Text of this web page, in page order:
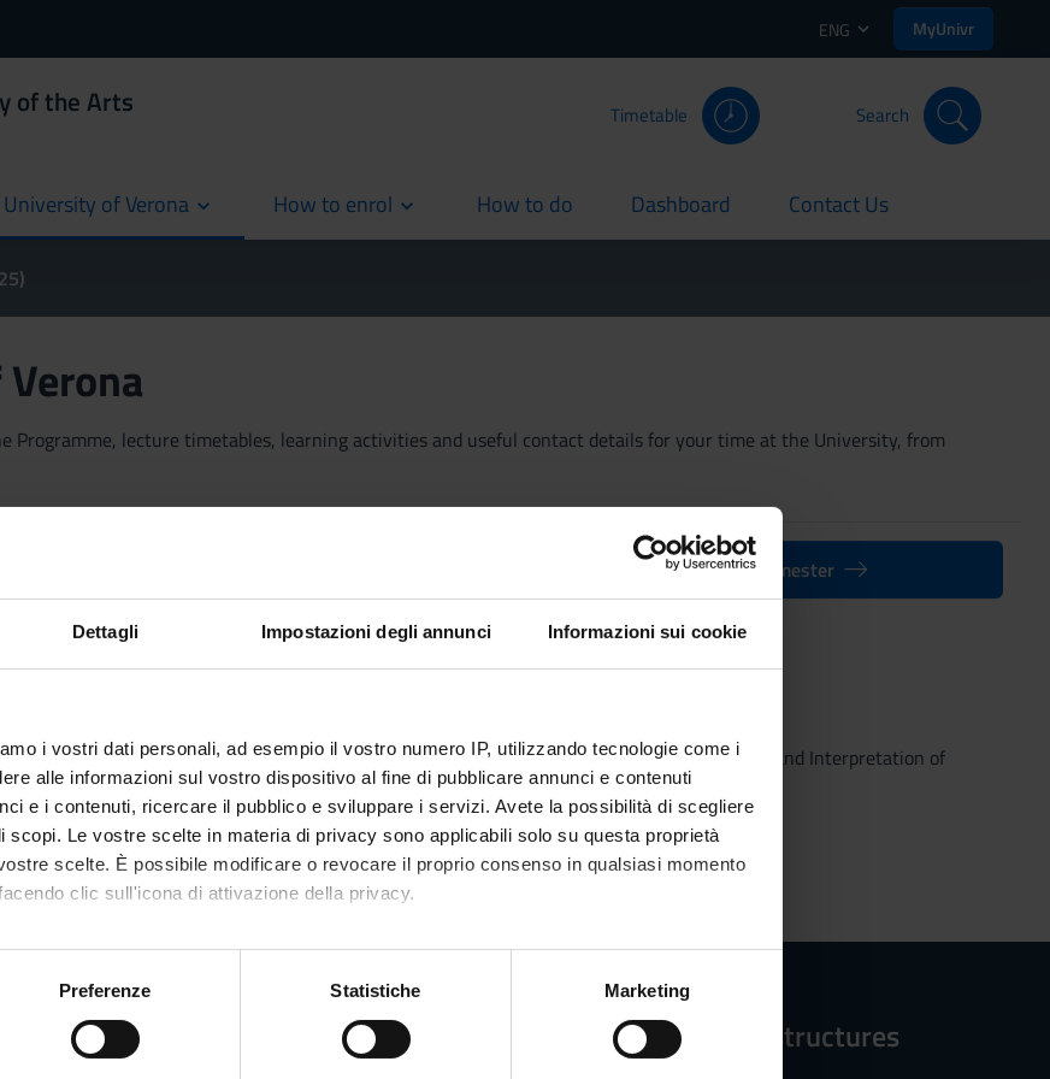
Dettagli Impostazioni degli annunci Informazioni sui cookie
i vostri dati personali, ad esempio il vostro numero IP, utilizzando tecnologie come i
alle informazioni sul vostro dispositivo al fine di pubblicare annunci e contenuti
e i contenuti, ricercare il pubblico e sviluppare i servizi. Avete la possibilità di scegliere
scopi. Le vostre scelte in materia di privacy sono applicabili solo su questa proprietà
scelte. È possibile modificare o revocare il proprio consenso in qualsiasi momento
clic sull'icona di attivazione della privacy.
tua posizione geografica, con un'approssimazione di qualche metro,
Preferenze Statistiche Marketing
ENG MyUnivr
of the Arts Timetable Search
of Verona How to enrol How to do
current Dashboard
current Contact Us
current
Programme, lecture timetables, learning activities and useful contact details for your time at the University, from
Back to the modules per semester
(m)
Credits
literature (m) - Modulo: I MODULO PARTE (I)(2025/2026) - Master’s degree in Tradition and Interpretation of
Services and Faq Reference structures